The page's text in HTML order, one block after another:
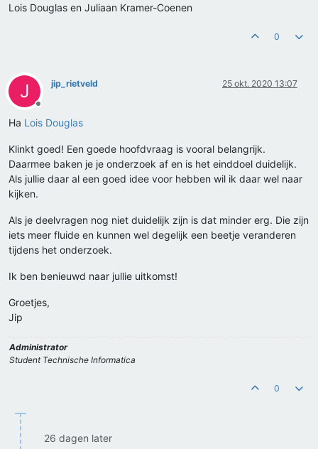
Lois Douglas en Juliaan Kramer-Coenen
0
J
Offline
jip_rietveld 25 okt. 2020 13:07
Ha Lois Douglas
Klinkt goed! Een goede hoofdvraag is vooral belangrijk.
Daarmee baken je je onderzoek af en is het einddoel duidelijk.
Als jullie daar al een goed idee voor hebben wil ik daar wel naar
kijken.
Als je deelvragen nog niet duidelijk zijn is dat minder erg. Die zijn
iets meer fluide en kunnen wel degelijk een beetje veranderen
tijdens het onderzoek.
Ik ben benieuwd naar jullie uitkomst!
Groetjes,
Jip
Administrator
Student Technische Informatica
0
26 dagen later